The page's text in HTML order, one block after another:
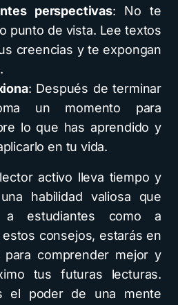
perspectivas: No te
punto de vista. Lee textos
creencias y te expongan
: Después de terminar
un momento para
lo que has aprendido y
en tu vida.
activo lleva tiempo y
habilidad valiosa que
a estudiantes como a
consejos, estarás en
comprender mejor y
tus futuras lecturas.
el poder de una mente